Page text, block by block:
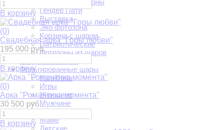
Круглые фотозоны
Гендер Пати
Выставка
Эко фотозона
Корзина с шаром
Патриотические
Фотозоны из шаров
Фольгированные шары
Капибара
Игры
Женщине
Мужчине
Папе
Маме
Детские
В корзину
(0)
Свадебная арка "Горы любви"
195 000 руб.
В корзину
(0)
Арка "Романтика момента"
30 500 руб.
В корзину